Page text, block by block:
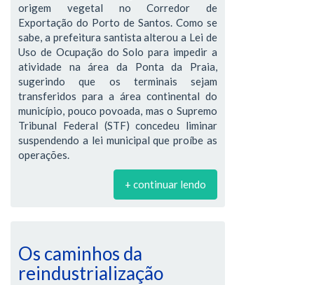
origem vegetal no Corredor de
Exportação do Porto de Santos. Como se
sabe, a prefeitura santista alterou a Lei de
Uso de Ocupação do Solo para impedir a
atividade na área da Ponta da Praia,
sugerindo que os terminais sejam
transferidos para a área continental do
município, pouco povoada, mas o Supremo
Tribunal Federal (STF) concedeu liminar
suspendendo a lei municipal que proíbe as
operações.
+ continuar lendo
Os caminhos da
reindustrialização